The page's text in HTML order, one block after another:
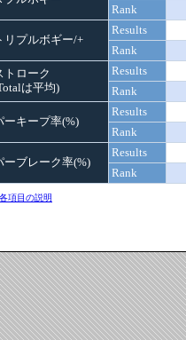
Rank
リプルボギー/+
Results
Rank
トローク
は平均)
Results
Rank
ーキープ率(%)
Results
Rank
ーブレーク率(%)
Results
Rank
各項目の説明